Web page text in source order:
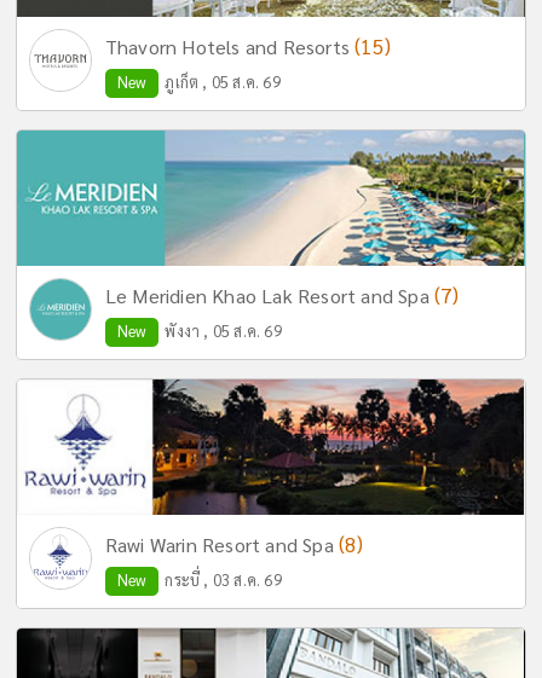
Thavorn Hotels and Resorts(15)
New ภูเก็ต , 05 ส.ค. 69
Le Meridien Khao Lak Resort and Spa (7)
New พังงา , 05 ส.ค. 69
Rawi Warin Resort and Spa (8)
New กระบี่ , 03 ส.ค. 69